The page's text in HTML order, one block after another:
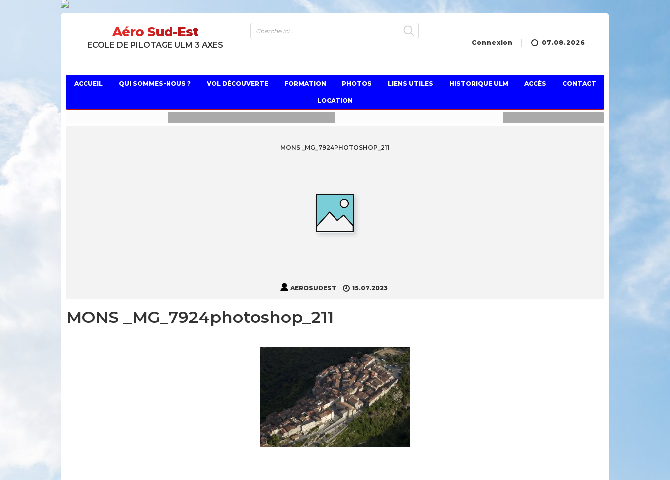
Aéro Sud-Est
ECOLE DE PILOTAGE ULM 3 AXES Connexion 07.08.2026
ACCUEIL QUI SOMMES-NOUS ? VOL DÉCOUVERTE FORMATION PHOTOS LIENS UTILES HISTORIQUE ULM ACCÈS CONTACT
LOCATION
MONS _MG_7924PHOTOSHOP_211
AEROSUDEST 15.07.2023
MONS _MG_7924photoshop_211